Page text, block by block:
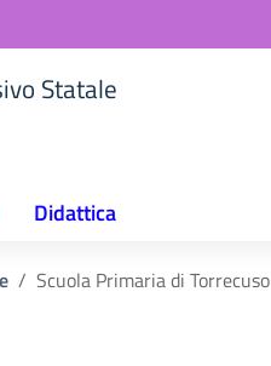
Statale
Didattica
Scuola Primaria di Torrecuso